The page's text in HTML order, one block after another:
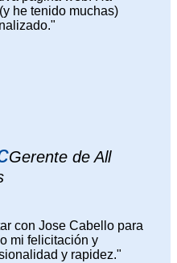
he tenido muchas)
Gerente de All
con Jose Cabello para
mi felicitación y
y rapidez."